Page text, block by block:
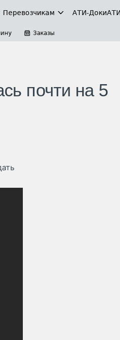
Перевозчикам АТИ-Доки
Заказы
почти на 5